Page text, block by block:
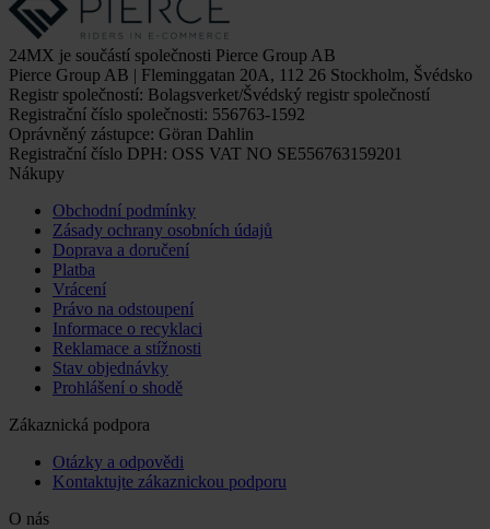
24MX je součástí společnosti Pierce Group AB
Pierce Group AB | Fleminggatan 20A, 112 26 Stockholm, Švédsko
Registr společností: Bolagsverket/Švédský registr společností
Registrační číslo společnosti: 556763-1592
Oprávněný zástupce: Göran Dahlin
Registrační číslo DPH: OSS VAT NO SE556763159201
Nákupy
Obchodní podmínky
Zásady ochrany osobních údajů
Doprava a doručení
Platba
Vrácení
Právo na odstoupení
Informace o recyklaci
Reklamace a stížnosti
Stav objednávky
Prohlášení o shodě
Zákaznická podpora
Otázky a odpovědi
Kontaktujte zákaznickou podporu
O nás